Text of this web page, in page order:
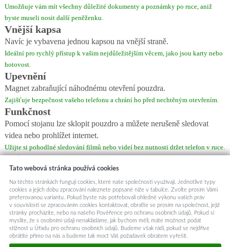
Umožňuje vám mít všechny důležité dokumenty a poznámky po ruce, aniž
byste museli nosit další peněženku.
Vnější kapsa
Navíc je vybavena jednou kapsou na vnější straně.
Ideální pro rychlý přístup k vašim nejdůležitějším věcem, jako jsou karty nebo
hotovost.
Upevnění
Magnet zabraňující náhodnému otevření pouzdra.
Zajišťuje bezpečnost vašeho telefonu a chrání ho před nechtěným otevřením.
Funkčnost
Pomocí stojanu lze sklopit pouzdro a můžete nerušeně sledovat
videa nebo prohlížet internet.
Užijte si pohodlné sledování filmů nebo videí bez nutnosti držet telefon v ruce.
Ochrana
Chrání telefon při pádu a tlumí nárazy.
Zajistěte si klid v duši s vědomím, že váš telefon je v bezpečí.
Výřezy
Má přesné výřezy pro konektory a fotoaparát.
Umožňuje snadný přístup ke všem funkcím telefonu bez nutnosti vyndávat ho
z pouzdra.
Fit
Tato webová stránka používá cookies
Na těchto stránkách fungují cookies, které naše společnosti využívají. Jednotlivé typy
cookies a jejich dobu zpracování naleznete popsané níže v tabulce. Zvolte prosím Vámi
preferovanou variantu. Pokud byste nás potřebovali ohledně výkonu vašich práv
v souvislosti se zpracováním cookies kontaktovat, obraťte se prosím na společnost, jejíž
stránky procházíte, nebo na našeho Pověřence pro ochranu osobních údajů. Pokud si
myslíte, že s osobními údaji nenakládáme, jak bychom měli, máte možnost podat
stížnost u Úřadu pro ochranu osobních údajů. Budeme však rádi, pokud se nejdříve
obrátíte přímo na nás a budeme tak moct Váš požadavek obratem vyřešit.